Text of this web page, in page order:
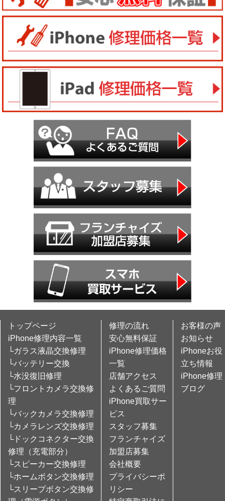
トップページ
iPhone修理内容一覧
└ガラス液晶交換修理
└バッテリー交換
└水没復旧修理
└フロントカメラ交換修
理
└バックカメラ交換修理
└カメラレンズ交換修理
└ドックコネクター交換
修理（充電部分）
└スピーカー交換修理
└ホームボタン交換修理
└スリープボタン交換修
修理の流れ
安心無料保証
iPhone修理価格
一覧
店舗アクセス
よくあるご質問
iPhone買取サー
ビス
スタッフ募集
フランチャイズ
加盟店募集
会社概要
プライバシーポ
リシー
お客様の声
お知らせ
iPhoneお役
立ち情報
iPhone修理
ブログ